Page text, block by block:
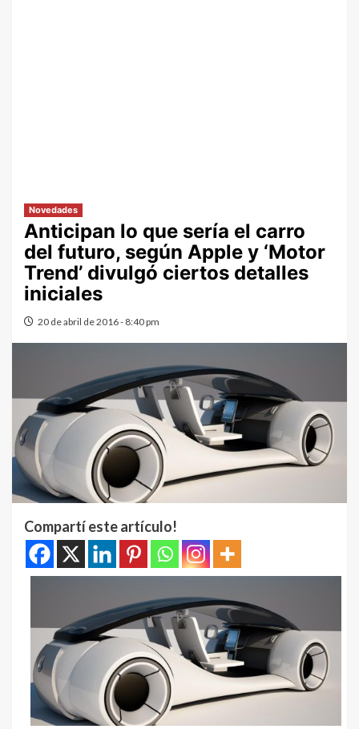
Novedades
Anticipan lo que sería el carro
del futuro, según Apple y ‘Motor
Trend’ divulgó ciertos detalles
iniciales
20 de abril de 2016 - 8:40 pm
Compartí este artículo!